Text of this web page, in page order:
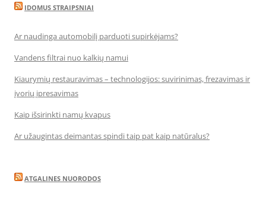
IDOMUS STRAIPSNIAI
Ar naudinga automobilį parduoti supirkėjams?
Vandens filtrai nuo kalkių namui
Kiaurymių restauravimas – technologijos: suvirinimas, frezavimas ir
įvorių įpresavimas
Kaip išsirinkti namų kvapus
Ar užaugintas deimantas spindi taip pat kaip natūralus?
ATGALINES NUORODOS